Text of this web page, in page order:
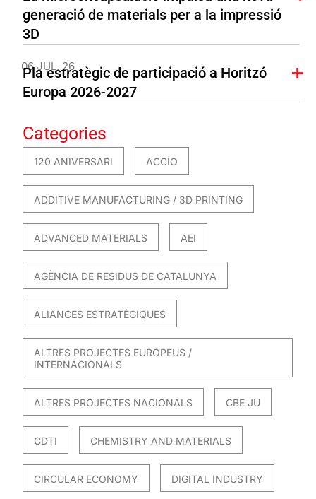
generació de materials per a la impressió
3D
06 JUL. 26
Pla estratègic de participació a Horitzó
Europa 2026-2027
Categories
120 ANIVERSARI ACCIO
ADDITIVE MANUFACTURING / 3D PRINTING
ADVANCED MATERIALS AEI
AGÈNCIA DE RESIDUS DE CATALUNYA
ALIANCES ESTRATÈGIQUES
ALTRES PROJECTES EUROPEUS /
INTERNACIONALS
ALTRES PROJECTES NACIONALS CBE JU
CDTI CHEMISTRY AND MATERIALS
CIRCULAR ECONOMY DIGITAL INDUSTRY